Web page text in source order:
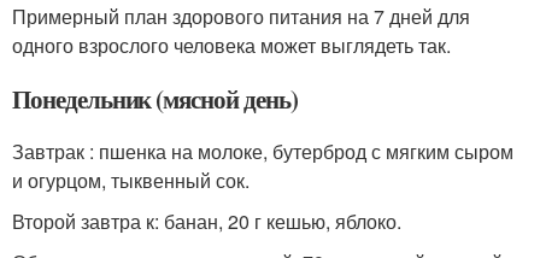
Примерный план здорового питания на 7 дней для
одного взрослого человека может выглядеть так.
Понедельник (мясной день)
Завтрак : пшенка на молоке, бутерброд с мягким сыром
и огурцом, тыквенный сок.
Второй завтра к: банан, 20 г кешью, яблоко.